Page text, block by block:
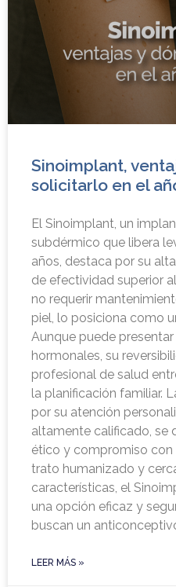
Sinoimplant,
solicitarlo en el
El Sinoimplant, un
subdérmico que libera
años, destaca por su
de efectividad superior
no requerir
piel, lo posiciona como
Aunque puede
hormonales, su
profesional de salud
la planificación familiar.
por su atención
altamente calificado, se
ético y compromiso con
trato humanizado y
características, el
una opción eficaz y
buscan un
LEER MÁS »